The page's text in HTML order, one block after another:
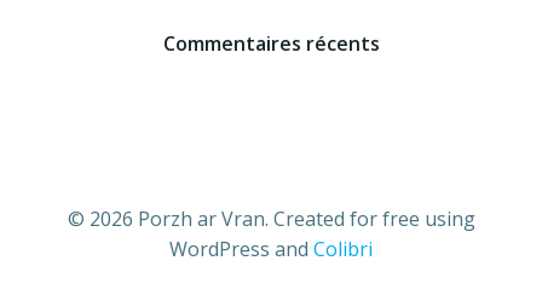
Commentaires récents
© 2026 Porzh ar Vran. Created for free using
WordPress and Colibri